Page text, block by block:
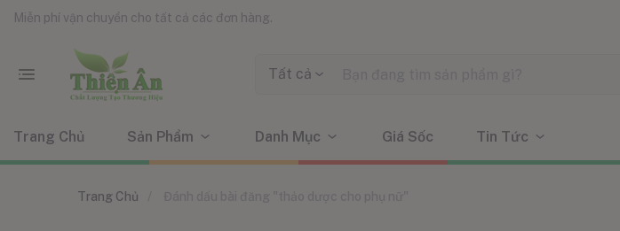
Miễn phí vận chuyển cho tất cả các đơn hàng.
Tất cả
Trang Chủ Sản Phẩm Danh Mục Giá Sốc Tin Tức
Trang Chủ